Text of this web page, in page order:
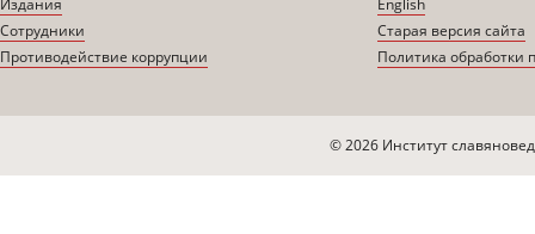
Сотрудники
Противодействие коррупции
Старая версия сайта
Политика обработки
© 2026 Институт